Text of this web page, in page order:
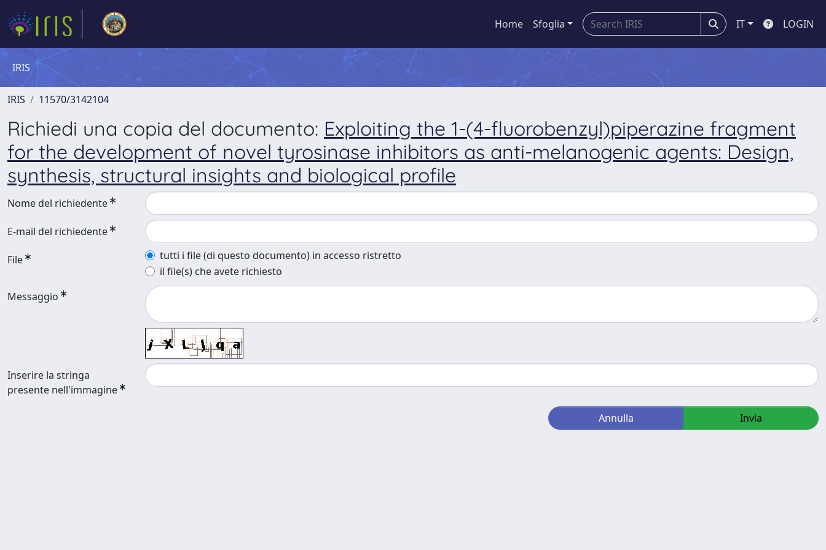
Home Sfoglia IT LOGIN
IRIS
IRIS 11570/3142104
Richiedi una copia del documento: Exploiting the 1-(4-fluorobenzyl)piperazine fragment
for the development of novel tyrosinase inhibitors as anti-melanogenic agents: Design,
synthesis, structural insights and biological profile
Nome del richiedente
E-mail del richiedente
File
tutti i file (di questo documento) in accesso ristretto
il file(s) che avete richiesto
Messaggio
Inserire la stringa
presente nell'immagine
Annulla Invia